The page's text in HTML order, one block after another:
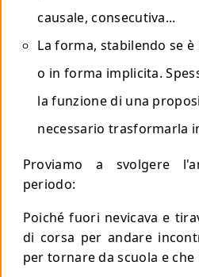
causale, consecutiva...
La forma, stabilendo se
o in forma implicita.
la funzione di una
necessario trasformarla
Proviamo a svolgere
periodo:
Poiché fuori nevicava e
di corsa per andare
per tornare da scuola e